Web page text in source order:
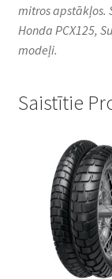
mitros apstākļos.​
Honda PCX125,
modeļi.​
Saistītie